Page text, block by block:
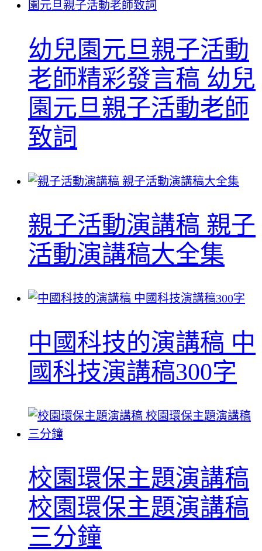
幼兒園元旦親子活動
老師精彩發言稿 幼兒
園元旦親子活動老師
致詞
親子活動演講稿 親子
活動演講稿大全集
中國科技的演講稿 中
國科技演講稿300字
校園環保主題演講稿
校園環保主題演講稿
三分鐘